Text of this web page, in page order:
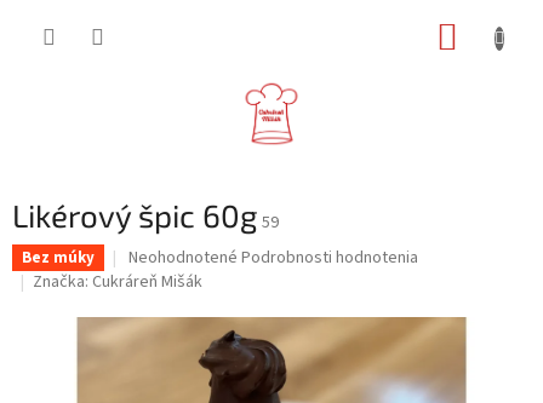
Likérový špic 60g 59
Bez múky
Priemerné
hodnotenie
je
Neohodnotené Podrobnosti hodnotenia
Značka: Cukráreň Mišák